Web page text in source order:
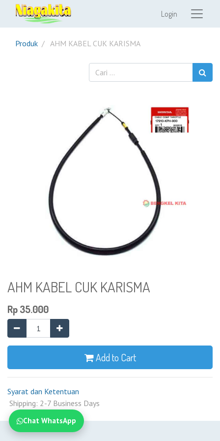
Login
Produk AHM KABEL CUK KARISMA
AHM KABEL CUK KARISMA
Rp35.000
Add to Cart
Syarat dan Ketentuan
Shipping: 2-7 Business Days
Chat WhatsApp